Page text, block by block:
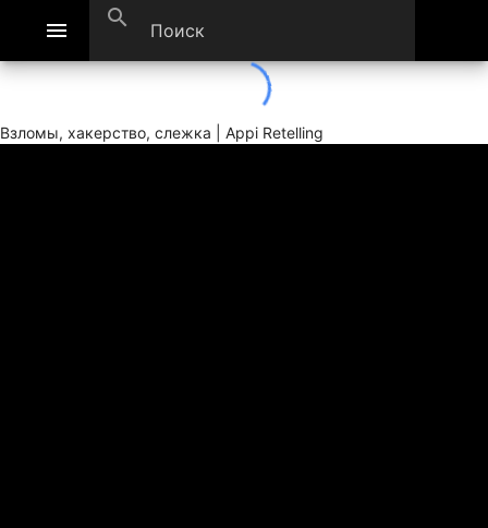
menu search
Взломы, хакерство, слежка | Appi Retelling